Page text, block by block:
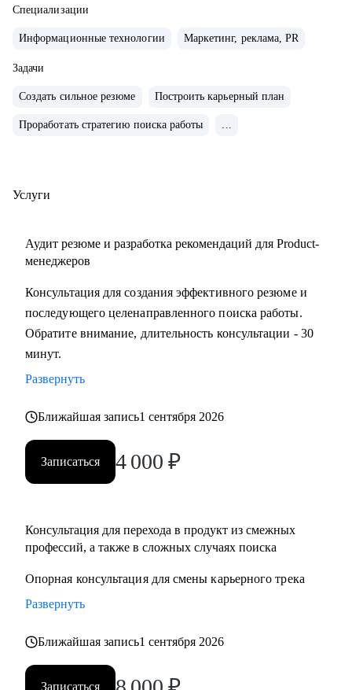
• Помогаю стартапам.
С чем помогу:
• Проверить ваши скиллы и разработать план роста.
• Подготовить к собеседованиям, тестовым и самой работе.
ваших текущих скиллов.
• Найти зону кратного роста для вашего продукта, помочь
вашего продукта и бизнеса
Кому могу помочь:
• Начинающим карьеру продакта.
• Профессионалам из смежных отраслей (маркетинг,
развитие бизнеса, дизайн), переходящим в управление
продуктом.
• Владельцам стартапа.
Специализации
Информационные технологии Маркетинг, реклама, PR
Задачи
Создать сильное резюме Построить карьерный план
Проработать стратегию поиска работы ...
Услуги
Аудит резюме и разработка рекомендаций для Product-
менеджеров
Консультация для создания эффективного резюме и
последующего целенаправленного поиска работы.
Обратите внимание, длительность консультации - 30
минут.
Развернуть
Ближайшая запись1 сентября 2026
Записаться 4 000 ₽
Консультация для перехода в продукт из смежныx
профессий, а также в сложных случаях поиска
Опорная консультация для смены карьерного трека
Развернуть
Ближайшая запись1 сентября 2026
Записаться